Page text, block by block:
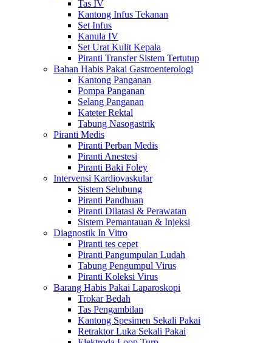
Tas IV
Kantong Infus Tekanan
Set Infus
Kanula IV
Set Urat Kulit Kepala
Piranti Transfer Sistem Tertutup
Bahan Habis Pakai Gastroenterologi
Kantong Panganan
Pompa Panganan
Selang Panganan
Kateter Rektal
Tabung Nasogastrik
Piranti Medis
Piranti Perban Medis
Piranti Anestesi
Piranti Baki Foley
Intervensi Kardiovaskular
Sistem Selubung
Piranti Pandhuan
Piranti Dilatasi & Perawatan
Sistem Pemantauan & Injeksi
Diagnostik In Vitro
Piranti tes cepet
Piranti Pangumpulan Ludah
Tabung Pengumpul Virus
Piranti Koleksi Virus
Barang Habis Pakai Laparoskopi
Trokar Bedah
Tas Pengambilan
Kantong Spesimen Sekali Pakai
Retraktor Luka Sekali Pakai